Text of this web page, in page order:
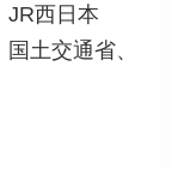
JR西日本
土交通省、